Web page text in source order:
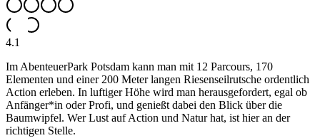
4.1
Im AbenteuerPark Potsdam kann man mit 12 Parcours, 170
Elementen und einer 200 Meter langen Riesenseilrutsche ordentlich
Action erleben. In luftiger Höhe wird man herausgefordert, egal ob
Anfänger*in oder Profi, und genießt dabei den Blick über die
Baumwipfel. Wer Lust auf Action und Natur hat, ist hier an der
richtigen Stelle.